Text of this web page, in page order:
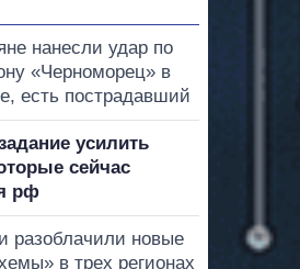
нанесли удар по
«Черноморец» в
есть пострадавший
усилить
сейчас
рф
разоблачили новые
в трех регионах